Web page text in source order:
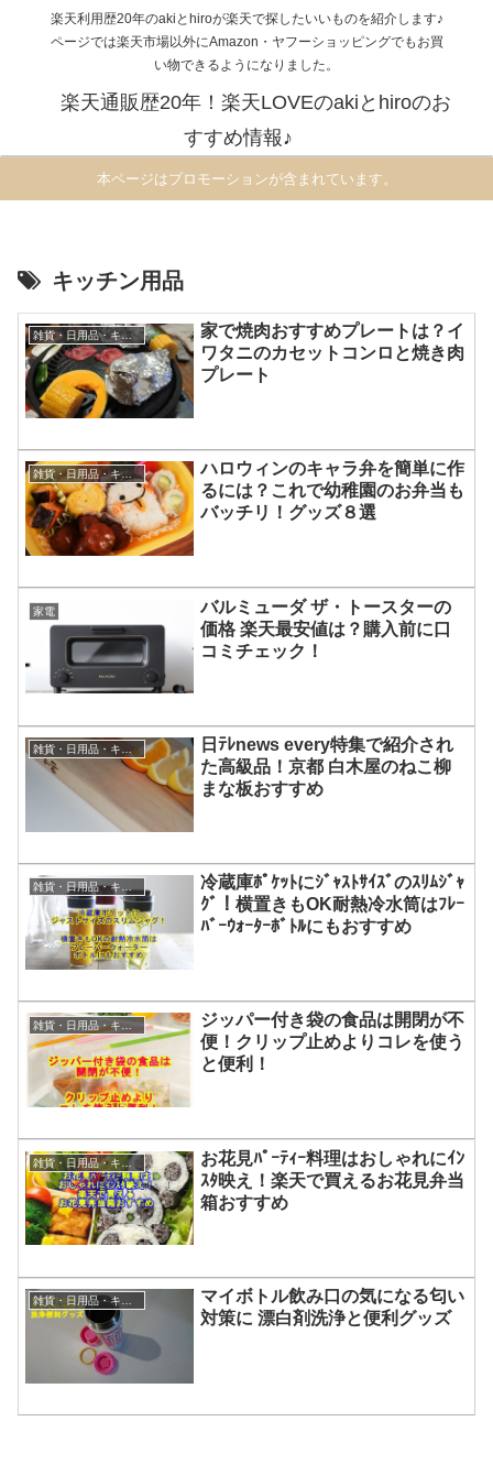
楽天利用歴20年のakiとhiroが楽天で探したいいものを紹介します♪
ページでは楽天市場以外にAmazon・ヤフーショッピングでもお買
い物できるようになりました。
楽天通販歴20年！楽天LOVEのakiとhiroのお
すすめ情報♪
本ページはプロモーションが含まれています。
キッチン用品
雑貨・日用品・キッチン用品・バス用品
家で焼肉おすすめプレートは？イ
ワタニのカセットコンロと焼き肉
プレート
雑貨・日用品・キッチン用品・バス用品
ハロウィンのキャラ弁を簡単に作
るには？これで幼稚園のお弁当も
バッチリ！グッズ８選
家電
バルミューダ ザ・トースターの
価格 楽天最安値は？購入前に口
コミチェック！
日ﾃﾚnews every特集で紹介され
た高級品！京都 白木屋のねこ柳
まな板おすすめ
雑貨・日用品・キッチン用品・バス用品
冷蔵庫ﾎﾟｹｯﾄにｼﾞｬｽﾄｻｲｽﾞのｽﾘﾑｼﾞｬ
ｸﾞ！横置きもOK耐熱冷水筒はﾌﾚｰ
ﾊﾞｰｳｫｰﾀｰﾎﾞﾄﾙにもおすすめ
ジッパー付き袋の食品は開閉が不
便！クリップ止めよりコレを使う
と便利！
雑貨・日用品・キッチン用品・バス用品
お花見ﾊﾟｰﾃｨｰ料理はおしゃれにｲﾝ
ｽﾀ映え！楽天で買えるお花見弁当
箱おすすめ
雑貨・日用品・キッチン用品・バス用品
マイボトル飲み口の気になる匂い
対策に 漂白剤洗浄と便利グッズ